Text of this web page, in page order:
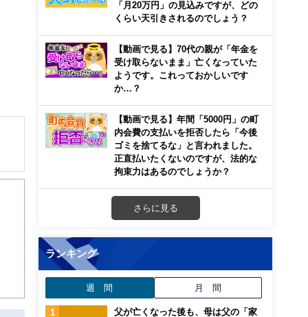
き
「月20万円」の見込みですが、どの
くらい天引きされるのでしょう？
【動画で見る】70代の親が「年金を
受け取らないまま」亡くなっていた
ようです。これっておかしいです
か…？
【動画で見る】年間「5000円」の町
内会費の支払いを拒否したら「今後
ゴミを捨てるな」と言われました。
正直払いたくないのですが、法的な
拘束力はあるのでしょうか？
さらに見る
ランキング
週 間 月 間
父が亡くなった後も、母は父の「家